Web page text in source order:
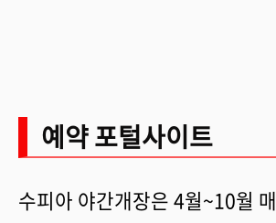
예약 포털사이트
수피아 야간개장은 4월~10월